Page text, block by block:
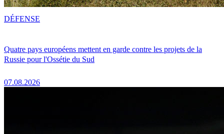
Quatre pays européens mettent en garde contre les projets de la
Russie pour l'Ossétie du Sud
07.08.2026
DÉFENSE